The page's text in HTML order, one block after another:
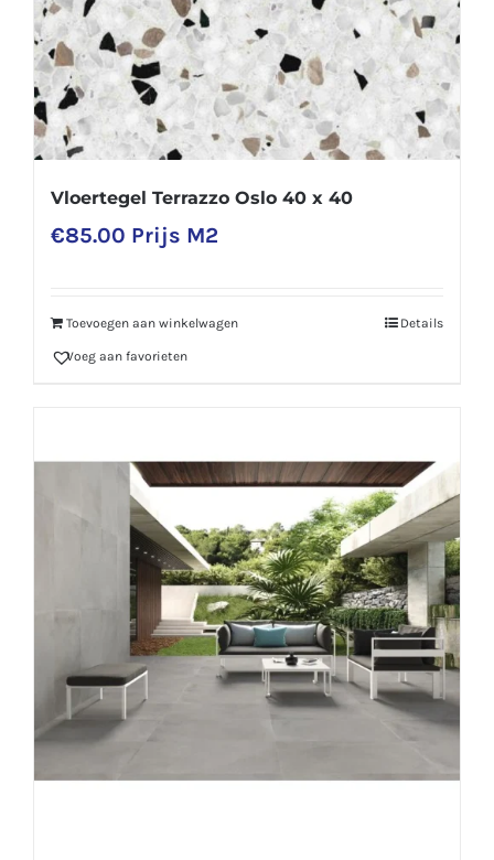
Vloertegel Terrazzo Oslo 40 x 40
€85.00 Prijs M2
Toevoegen aan winkelwagen Details
Voeg aan favorieten